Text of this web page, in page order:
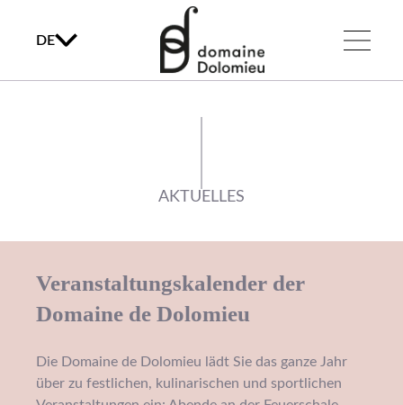
DE
AKTUELLES
Veranstaltungskalender der
Domaine de Dolomieu
Die Domaine de Dolomieu lädt Sie das ganze Jahr
über zu festlichen, kulinarischen und sportlichen